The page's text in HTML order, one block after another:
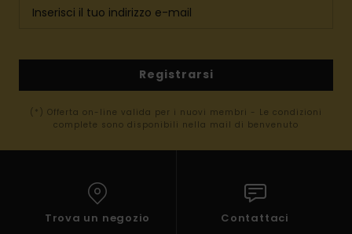
Registrarsi
(*) Offerta on-line valida per i nuovi membri - Le condizioni
complete sono disponibili nella mail di benvenuto
Trova un negozio Contattaci